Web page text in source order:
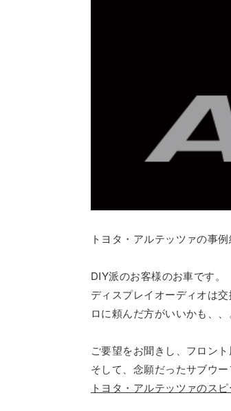
トヨタ・アルテッツァの事例
DIY派のお客様のお車です。
ディスプレイオーディオは
ロに頼んだ方がいいかも、
ご要望をお聞きし、フロン
そして、念願だったサブウ
トヨタ・アルテッツァのス